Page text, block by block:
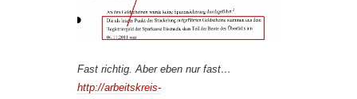
Fast richtig. Aber eben nur fast…
http://arbeitskreis-